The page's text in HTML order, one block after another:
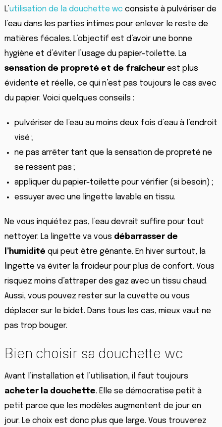
L’utilisation de la douchette wc consiste à pulvériser de
l’eau dans les parties intimes pour enlever le reste de
matières fécales. L’objectif est d’avoir une bonne
hygiène et d’éviter l’usage du papier-toilette. La
sensation de propreté et de fraîcheurest plus
évidente et réelle, ce qui n’est pas toujours le cas avec
du papier. Voici quelques conseils :
pulvériser de l’eau au moins deux fois d’eau à l’endroit
visé ;
ne pas arrêter tant que la sensation de propreté ne
se ressent pas ;
appliquer du papier-toilette pour vérifier (si besoin) ;
essuyer avec une lingette lavable en tissu.
Ne vous inquiétez pas, l’eau devrait suffire pour tout
nettoyer. La lingette va vous débarrasser de
l’humidité qui peut être gênante. En hiver surtout, la
lingette va éviter la froideur pour plus de confort. Vous
risquez moins d’attraper des gaz avec un tissu chaud.
Aussi, vous pouvez rester sur la cuvette ou vous
déplacer sur le bidet. Dans tous les cas, mieux vaut ne
pas trop bouger.
Bien choisir sa douchette wc
Avant l’installation et l’utilisation, il faut toujours
acheter la douchette. Elle se démocratise petit à
petit parce que les modèles augmentent de jour en
jour. Le choix est donc plus que large. Vous trouverez